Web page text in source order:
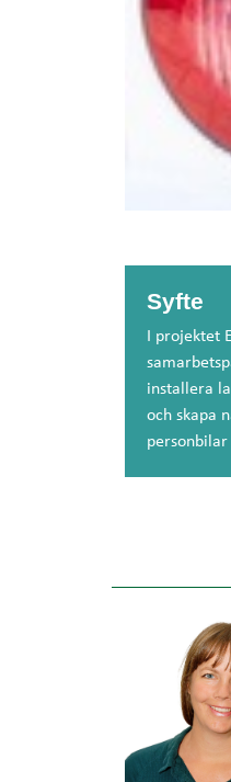
Syfte
I projektet
installera
och skapa